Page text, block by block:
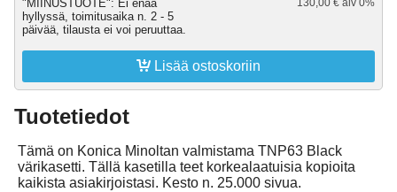
"MIINUSTUOTE": Ei enää
hyllyssä, toimitusaika n. 2 - 5
päivää, tilausta ei voi peruuttaa.
130,00 € alv 0%
 Lisää ostoskoriin
Tuotetiedot
Tämä on Konica Minoltan valmistama TNP63 Black
värikasetti. Tällä kasetilla teet korkealaatuisia kopioita
kaikista asiakirjoistasi. Kesto n. 25.000 sivua.